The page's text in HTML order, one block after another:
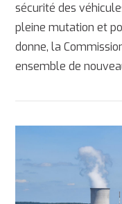
sécurité des
pleine mutation et
donne, la
ensemble de